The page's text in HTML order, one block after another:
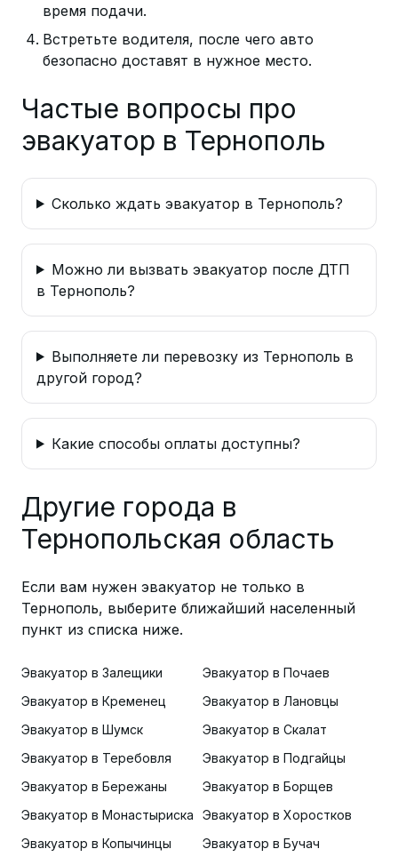
время подачи.
Встретьте водителя, после чего авто
безопасно доставят в нужное место.
Частые вопросы про
эвакуатор в Тернополь
Сколько ждать эвакуатор в Тернополь?
Можно ли вызвать эвакуатор после ДТП
в Тернополь?
Выполняете ли перевозку из Тернополь в
другой город?
Какие способы оплаты доступны?
Другие города в
Тернопольская область
Если вам нужен эвакуатор не только в
Тернополь, выберите ближайший населенный
пункт из списка ниже.
Эвакуатор в Залещики
Эвакуатор в Почаев
Эвакуатор в Кременец
Эвакуатор в Лановцы
Эвакуатор в Шумск
Эвакуатор в Скалат
Эвакуатор в Теребовля
Эвакуатор в Подгайцы
Эвакуатор в Бережаны
Эвакуатор в Борщев
Эвакуатор в Монастыриска
Эвакуатор в Хоростков
Эвакуатор в Копычинцы
Эвакуатор в Бучач